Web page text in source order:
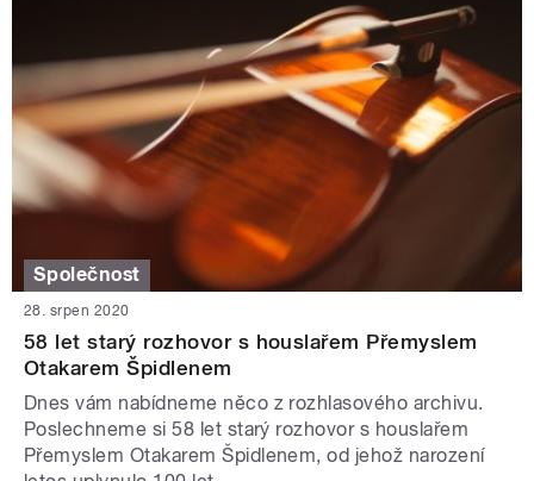
Společnost
28. srpen 2020
58 let starý rozhovor s houslařem Přemyslem
Otakarem Špidlenem
Dnes vám nabídneme něco z rozhlasového archivu.
Poslechneme si 58 let starý rozhovor s houslařem
Přemyslem Otakarem Špidlenem, od jehož narození